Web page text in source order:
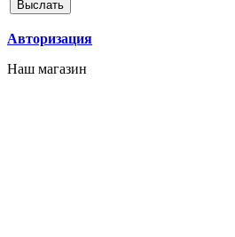
Авторизация
Наш магазин